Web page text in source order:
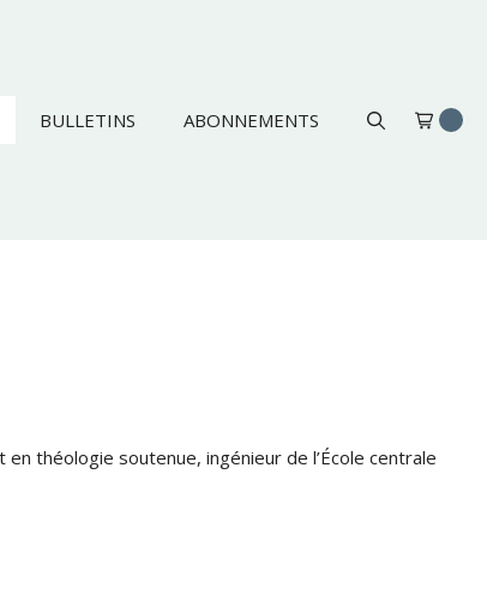
BULLETINS ABONNEMENTS
théologie soutenue, ingénieur de l’École centrale